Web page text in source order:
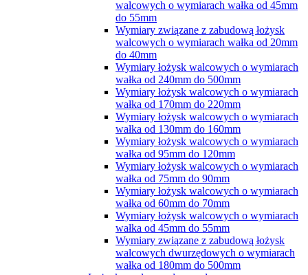
walcowych o wymiarach wałka od 45mm
do 55mm
Wymiary związane z zabudową łożysk
walcowych o wymiarach wałka od 20mm
do 40mm
Wymiary łożysk walcowych o wymiarach
wałka od 240mm do 500mm
Wymiary łożysk walcowych o wymiarach
wałka od 170mm do 220mm
Wymiary łożysk walcowych o wymiarach
wałka od 130mm do 160mm
Wymiary łożysk walcowych o wymiarach
wałka od 95mm do 120mm
Wymiary łożysk walcowych o wymiarach
wałka od 75mm do 90mm
Wymiary łożysk walcowych o wymiarach
wałka od 60mm do 70mm
Wymiary łożysk walcowych o wymiarach
wałka od 45mm do 55mm
Wymiary związane z zabudową łożysk
walcowych dwurzędowych o wymiarach
wałka od 180mm do 500mm